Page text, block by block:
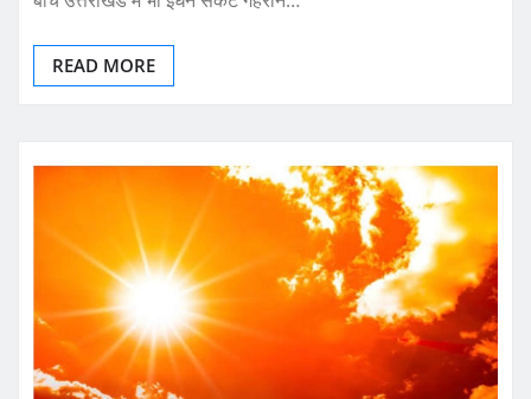
READ MORE